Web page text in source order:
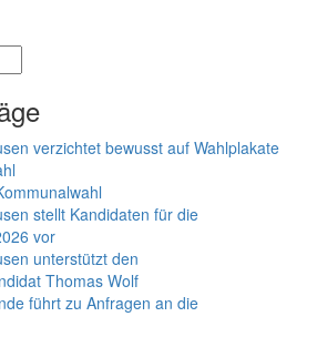
verzichtet bewusst auf Wahlplakate
stellt Kandidaten für die
vor
unterstützt den
Thomas Wolf
führt zu Anfragen an die